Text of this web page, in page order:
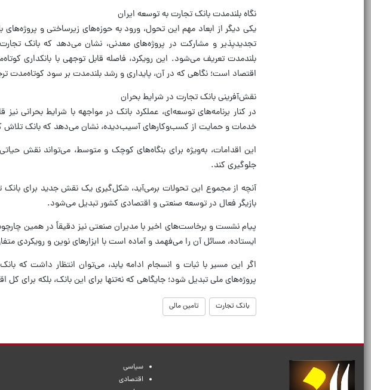
نگاه بلندمدت بانک تجارت به توسعه ایران
یکی دیگر از ابعاد مهم این تحول، ورود به حوزه‌های زیرساختی و
تجدیدپذیر و مشارکت در پروژه‌های معدنی، نشان می‌دهد که بانک
بلندمدت تعریف می‌شود. این رویکرد، فاصله قابل توجهی با بانکداری
اقتصاد است؛ نگاهی که در آن، پایداری و رشد بلندمدت بر سود کوتاه‌مدت
نقش‌آفرینی بانک تجارت در شرایط بحران
در کنار برنامه‌های توسعه‌ای، عملکرد بانک در مواجهه با شرایط بحرانی
خدمات و حمایت از کسب‌وکار‌های آسیب‌دیده، نشان می‌دهد که بانک تلاش
این اقدامات، به‌ویژه برای بنگاه‌های کوچک و متوسط، می‌تواند نقش
جلوگیری کند.
آنچه از مجموع این تحولات برمی‌آید، شکل‌گیری یک نقش جدید برای
بازیگر فعال در توسعه صنعتی و اقتصادی کشور تبدیل می‌شود.
پیام نشست و برخاست‌های اخیر با مدیران صنعتی نیز دقیقاً در همین
ایستاده، مسائل آن را می‌فهمد و آماده است با ابزار‌های نوین و رویکردی
اگر این مسیر با ثبات و انسجام ادامه یابد، می‌توان انتظار داشت که
پروژه‌های ملی تبدیل شود؛ جایگاهی که نه‌تنها برای این بانک، بلکه برای
بانک تجارت تامین مالی
سیاسی
اقتصادی